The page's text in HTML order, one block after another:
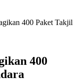
400 Paket Takjil
400